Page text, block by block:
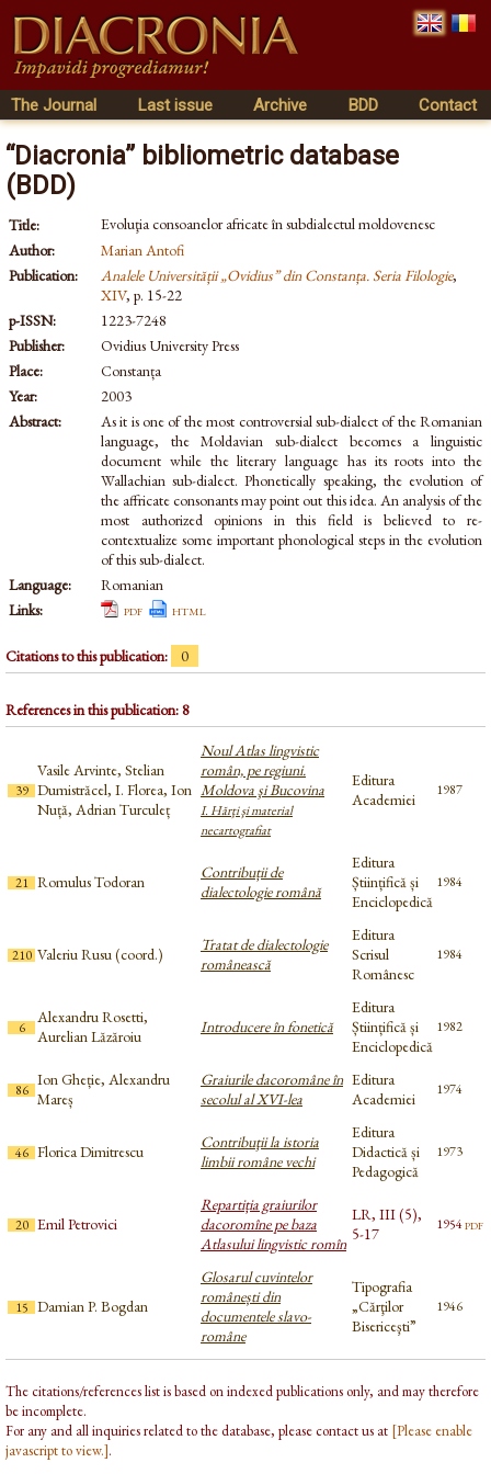
The Journal Last issue Archive BDD Contact
“Diacronia” bibliometric database
(BDD)
Title:
Evoluţia consoanelor africate în subdialectul moldovenesc
Author:
Marian Antofi
Publication:
Analele Universității „Ovidius” din Constanța. Seria Filologie,
XIV, p. 15-22
p-ISSN:
1223-7248
Publisher:
Ovidius University Press
Place:
Constanța
Year:
2003
Abstract:
As it is one of the most controversial sub-dialect of the Romanian
language, the Moldavian sub-dialect becomes a linguistic
document while the literary language has its roots into the
Wallachian sub-dialect. Phonetically speaking, the evolution of
the affricate consonants may point out this idea. An analysis of the
most authorized opinions in this field is believed to re-
contextualize some important phonological steps in the evolution
of this sub-dialect.
Language:
Romanian
Links:
pdf html
Citations to this publication: 0
References in this publication: 8
39
Vasile Arvinte, Stelian
Dumistrăcel, I. Florea, Ion
Nuță, Adrian Turculeț
Noul Atlas lingvistic
român, pe regiuni.
Moldova şi Bucovina
I. Hărţi şi material
necartografiat
Editura
Academiei
1987
21 Romulus Todoran
Contribuții de
dialectologie română
Editura
Științifică și
Enciclopedică
1984
210 Valeriu Rusu (coord.)
Tratat de dialectologie
românească
Editura
Scrisul
Românesc
1984
6
Alexandru Rosetti,
Aurelian Lăzăroiu
Introducere în fonetică
Editura
Științifică și
Enciclopedică
1982
86
Ion Gheție, Alexandru
Mareș
Graiurile dacoromâne în
secolul al XVI-lea
Editura
Academiei
1974
46 Florica Dimitrescu
Contribuţii la istoria
limbii române vechi
Editura
Didactică și
Pedagogică
1973
20 Emil Petrovici
Repartiția graiurilor
dacoromîne pe baza
Atlasului lingvistic romîn
LR, III (5),
5-17
1954pdf
15 Damian P. Bogdan
Glosarul cuvintelor
românești din
documentele slavo-
române
Tipografia
„Cărţilor
Bisericeşti”
1946
The citations/references list is based on indexed publications only, and may therefore
be incomplete.
For any and all inquiries related to the database, please contact us at [Please enable
javascript to view.].